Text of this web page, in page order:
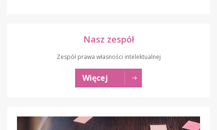
Nasz zespół
Zespół prawa własności intelektualnej
Więcej